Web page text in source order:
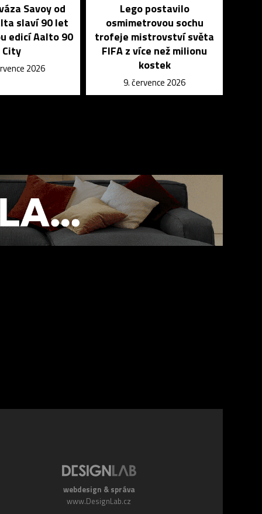
Savoy od
slaví 90 let
edicí Aalto 90
City
2026
Lego postavilo
osmimetrovou sochu
trofeje mistrovství světa
FIFA z více než milionu
kostek
9. července 2026
webdesign & správa
www.DesignLab.cz